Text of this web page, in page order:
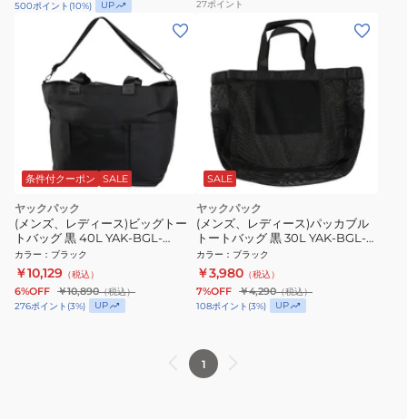
500ポイント (10%) UP
27ポイント
条件付クーポン SALE
ヤックパック
(メンズ、レディース)ビッグトー
トバッグ 黒 40L YAK-BGL-
26S010 BLK トート トートバッグ
大型
カラー ： ブラック
￥10,129 （税込）
6%OFF ￥10,890（税込）
276ポイント (3%) UP
SALE
ヤックパック
(メンズ、レディース)パッカブル
トートバッグ 黒 30L YAK-BGL-
26S006 BLK エコバッグ トート
バッグ トート サブバッグ
カラー ： ブラック
￥3,980 （税込）
7%OFF ￥4,290（税込）
108ポイント (3%) UP
1